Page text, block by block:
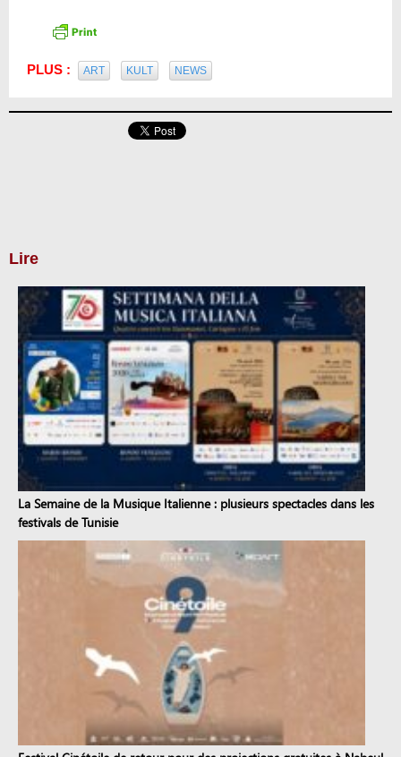
PLUS : ART KULT NEWS
Lire
La Semaine de la Musique Italienne : plusieurs spectacles dans les
festivals de Tunisie